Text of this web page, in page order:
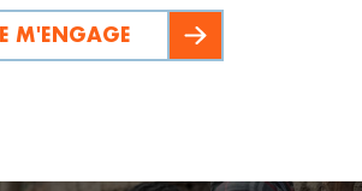
M'ENGAGE